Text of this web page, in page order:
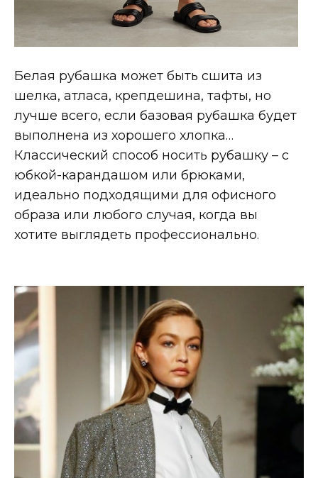
Белая рубашка может быть сшита из
шелка, атласа, крепдешина, тафты, но
лучше всего, если базовая рубашка будет
выполнена из хорошего хлопка…
Классический способ носить рубашку – с
юбкой-карандашом или брюками,
идеально подходящими для офисного
образа или любого случая, когда вы
хотите выглядеть профессионально.